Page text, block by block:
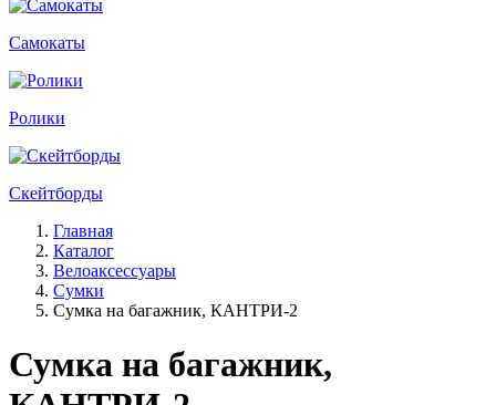
Самокаты
Ролики
Скейтборды
Главная
Каталог
Велоаксессуары
Сумки
Сумка на багажник, КАНТРИ-2
Сумка на багажник,